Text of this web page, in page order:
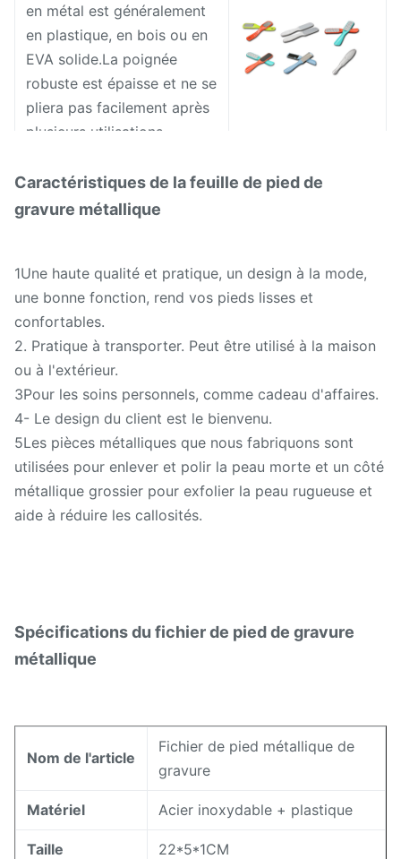
en métal est généralement
en plastique, en bois ou en
EVA solide.La poignée
robuste est épaisse et ne se
pliera pas facilement après
plusieurs utilisations.
Caractéristiques de la feuille de pied de
gravure métallique
1Une haute qualité et pratique, un design à la mode,
une bonne fonction, rend vos pieds lisses et
confortables.
2. Pratique à transporter. Peut être utilisé à la maison
ou à l'extérieur.
3Pour les soins personnels, comme cadeau d'affaires.
4- Le design du client est le bienvenu.
5Les pièces métalliques que nous fabriquons sont
utilisées pour enlever et polir la peau morte et un côté
métallique grossier pour exfolier la peau rugueuse et
aide à réduire les callosités.
Spécifications du fichier de pied de gravure
métallique
Nom de l'article
Fichier de pied métallique de
gravure
Matériel Acier inoxydable + plastique
Taille 22*5*1CM